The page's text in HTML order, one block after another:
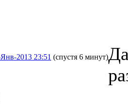
2013 23:51 (спустя 6 минут)